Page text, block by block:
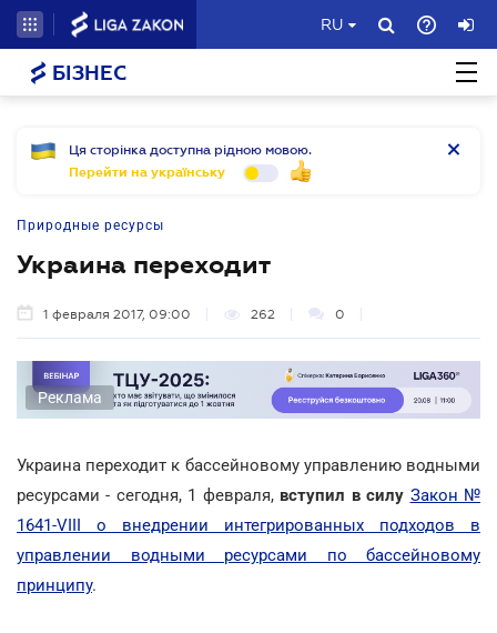
RU
БІЗНЕС
Ця сторінка доступна рідною мовою.
Перейти на українську
Природные ресурсы
Украина переходит
1 февраля 2017, 09:00 262 0
Реклама
Украина переходит к бассейновому управлению водными
ресурсами - сегодня, 1 февраля, вступил в силу Закон №
1641-VIII о внедрении интегрированных подходов в
управлении водными ресурсами по бассейновому
принципу.